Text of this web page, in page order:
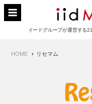
Skip
イードメデ
イードグループが運営する
Navigation
HOME リセマム